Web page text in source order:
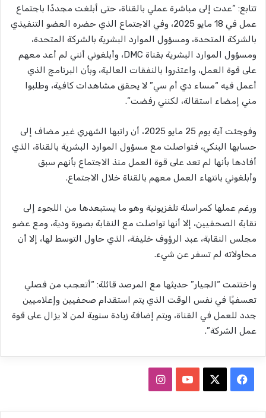
تتابع: “عدت إلى مباشرة عملي بالقناة، حتى أبلغت مجددًا باجتماع
عمل في 18 مايو 2025، وفي الاجتماع الذي حضره العضو التنفيذي
بالشركة المتحدة، ومسؤول الموارد البشرية بالشركة المتحدة،
ومسؤول الموارد البشرية بقناة DMC، وأبلغوني أنني لم أعد معهم
على قوة العمل، واعتذروا بالنفقات العالية، وبأن البرنامج الذي
أعمل فيه “مساء دي أم سي” لا يحقق مشاهدات كافية، وطلبوا
مني إمضاء استقالة، لكنني رفضت”.
وفوجئت آية يوم 25 مايو 2025، أن راتبها الشهري غير مضاف إلى
حسابها البنكي، فتواصلت مع مسؤول الموارد البشرية بالقناة، الذي
أفادها بأنها لم تعد على قوة العمل منذ الاجتماع بأنهم سبق
وأبلغوني بانتهاء العمل معهم بالقناة خلال الاجتماع.
ورغم عملها كمراسلة تلفزيونية وهو ما يستبعدها من اللجوء إلى
نقابة الصحفيين، إلا أنها تواصلت مع النقابة بصورة ودية، ومع عضو
مجلس النقابة، عبد الرؤوف خليفة، الذي حاول التوسط لها، إلا أن
محاولاته لم تسفر عن شيء.
واختتمت “الجيار” حديثها مع المرصد قائلة: “أتعجب من فصلي
تعسفيًا في نفس الوقت الذي يتم استقدام صحفيين وإعلاميين
جدد للعمل في القناة، ويتم إضافة زيادة سنوية لمن لا يزال على قوة
عمل الشركة”.